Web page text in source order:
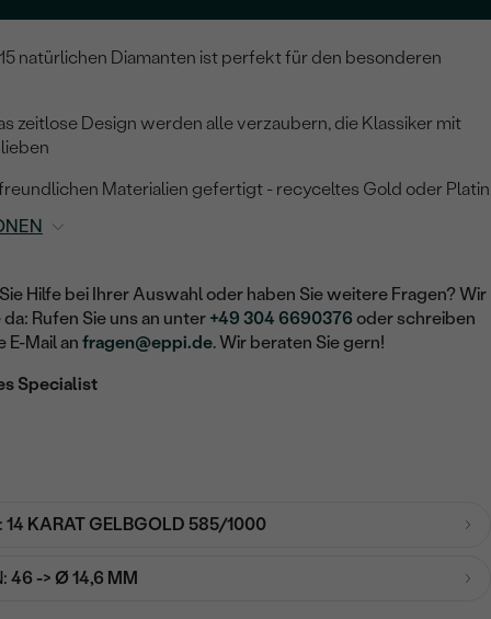
natürlichen Diamanten ist perfekt für den besonderen
zeitlose Design werden alle verzaubern, die Klassiker mit
Materialien gefertigt - recyceltes Gold oder Platin
Hilfe bei Ihrer Auswahl oder haben Sie weitere Fragen? Wir
Rufen Sie uns an unter +49 304 6690376 oder schreiben
E-Mail anfragen@eppi.de. Wir beraten Sie gern!
Specialist
14 KARAT GELBGOLD 585/1000
46 -> Ø 14,6 MM